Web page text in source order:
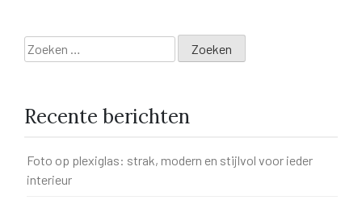
Zoeken
naar:
Recente berichten
Foto op plexiglas: strak, modern en stijlvol voor ieder
interieur